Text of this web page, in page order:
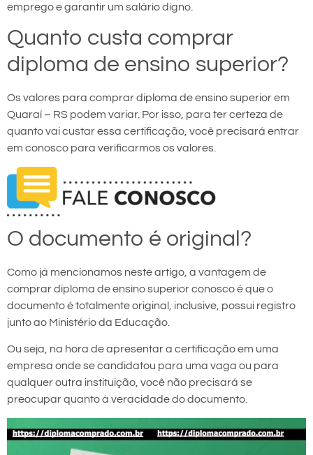
emprego e garantir um salário digno.
Quanto custa comprar
diploma de ensino superior?
Os valores para comprar diploma de ensino superior em
Quaraí – RS podem variar. Por isso, para ter certeza de
quanto vai custar essa certificação, você precisará entrar
em conosco para verificarmos os valores.
O documento é original?
Como já mencionamos neste artigo, a vantagem de
comprar diploma de ensino superior conosco é que o
documento é totalmente original, inclusive, possui registro
junto ao Ministério da Educação.
Ou seja, na hora de apresentar a certificação em uma
empresa onde se candidatou para uma vaga ou para
qualquer outra instituição, você não precisará se
preocupar quanto à veracidade do documento.